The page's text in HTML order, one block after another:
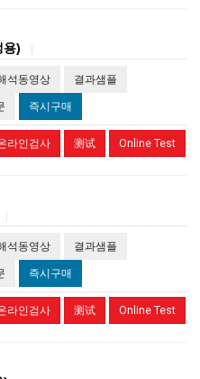
용)
석동영상 결과샘플
즉시구매
라인검사 测试 Online Test
석동영상 결과샘플
즉시구매
라인검사 测试 Online Test